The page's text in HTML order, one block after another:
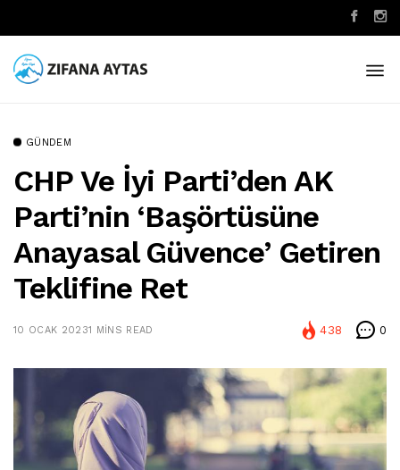
GÜNDEM
CHP Ve İyi Parti’den AK
Parti’nin ‘başörtüsüne
Anayasal Güvence’ Getiren
Teklifine Ret
10 OCAK 20231 MINS READ 438 0